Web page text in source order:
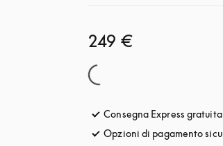
249 €
Consegna Express gratuita
Opzioni di pagamento